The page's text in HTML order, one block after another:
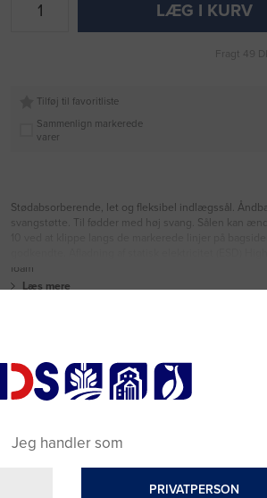
LÆG I KURV
Fragt 49
Tilføj til favoritliste
Sammenlign markerede
varer
Stødabsorberende, let og fleksibel indlægssål.
svangstøtte. Til fødder med høj svang. Sålen kan
foam
Læs mere
Jeg handler som
PRIVATPERSON